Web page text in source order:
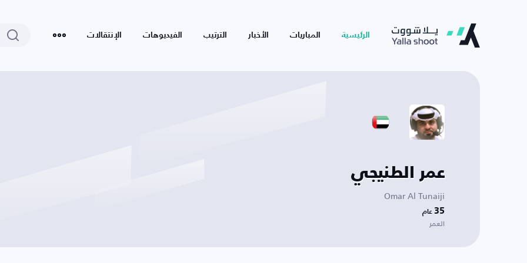
الرئيسية المباريات الأخبار الترتيب الفيديوهات الإنتقالات
عمر الطنيجي
Omar Al Tunaiji
35 عام
العمر